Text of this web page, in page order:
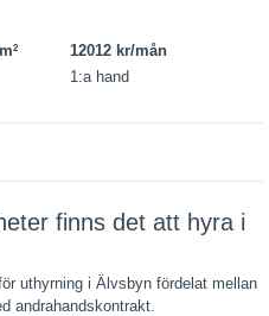
2
12012 kr/mån
1:a hand
finns det att hyra i
uthyrning i Älvsbyn fördelat mellan
andrahandskontrakt.